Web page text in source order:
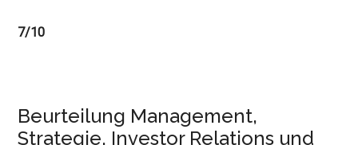
7/10
Beurteilung Management,
Strategie, Investor Relations und